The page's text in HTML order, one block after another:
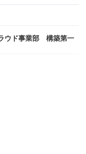
ウド事業部 構築第一